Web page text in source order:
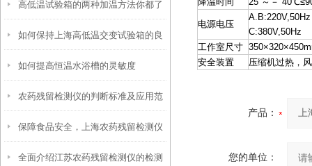
使用寿命？
高低温试验箱的两种加温方法你都了
解吗？
如何保持上海高低温交变试验箱的良
好工作状态？
如何提高恒温水浴槽的灵敏度
农药残留检测仪的判断标准及应用范
围
保障食品安全，上海农药残留检测仪
助力农产品监管
全面介绍江苏农药残留检测仪的检测
电源电压
C:380V,50Hz
工作室尺寸
安全装置
压缩机过热，
产品：
您的单位：